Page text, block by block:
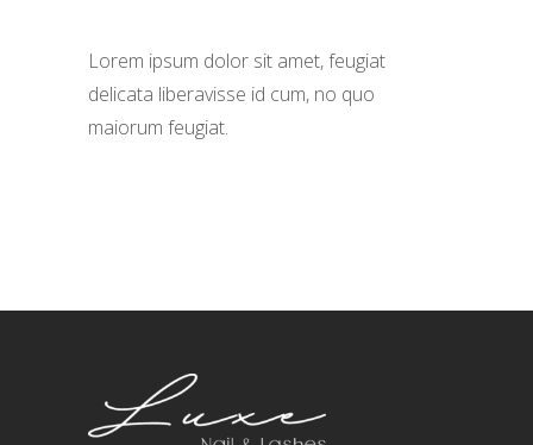
Lorem ipsum dolor sit amet, feugiat
delicata liberavisse id cum, no quo
maiorum feugiat.